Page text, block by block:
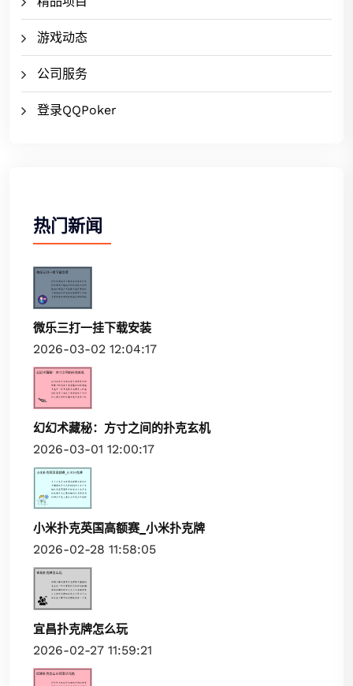
游戏动态
公司服务
登录QQPoker
热门新闻
微乐三打一挂下载安装
2026-03-02 12:04:17
幻幻术藏秘：方寸之间的扑克玄机
2026-03-01 12:00:17
小米扑克英国高额赛_小米扑克牌
2026-02-28 11:58:05
宜昌扑克牌怎么玩
2026-02-27 11:59:21